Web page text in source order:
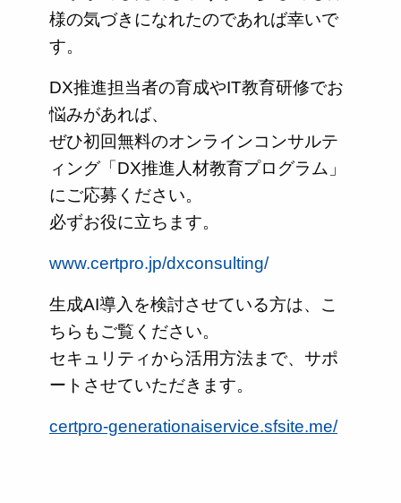
様の気づきになれたのであれば幸いで
す。
DX推進担当者の育成やIT教育研修でお
悩みがあれば、
ぜひ初回無料のオンラインコンサルテ
ィング「DX推進人材教育プログラム」
にご応募ください。
必ずお役に立ちます。
www.certpro.jp/dxconsulting/
生成AI導入を検討させている方は、こ
ちらもご覧ください。
セキュリティから活用方法まで、サポ
ートさせていただきます。
certpro-generationaiservice.sfsite.me/